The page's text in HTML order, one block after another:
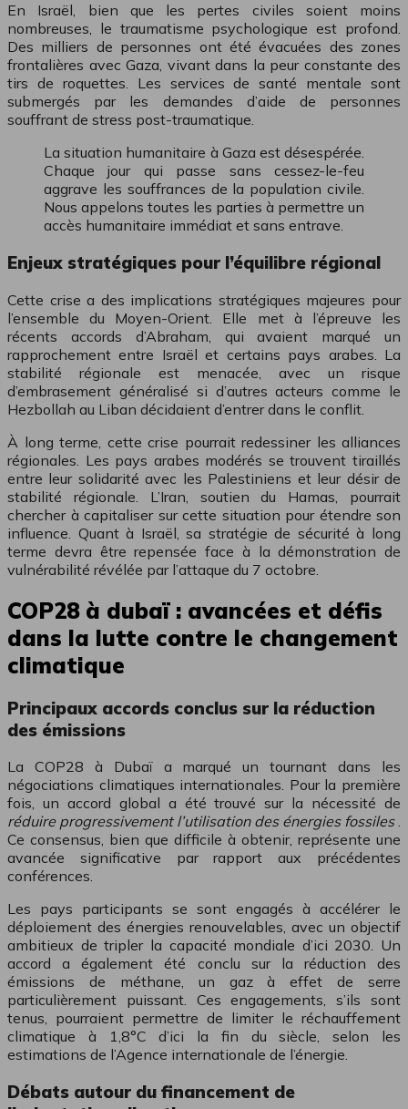
En Israël, bien que les pertes civiles soient moins
nombreuses, le traumatisme psychologique est profond.
Des milliers de personnes ont été évacuées des zones
frontalières avec Gaza, vivant dans la peur constante des
tirs de roquettes. Les services de santé mentale sont
submergés par les demandes d’aide de personnes
souffrant de stress post-traumatique.
La situation humanitaire à Gaza est désespérée.
Chaque jour qui passe sans cessez-le-feu
aggrave les souffrances de la population civile.
Nous appelons toutes les parties à permettre un
accès humanitaire immédiat et sans entrave.
Enjeux stratégiques pour l’équilibre régional
Cette crise a des implications stratégiques majeures pour
l’ensemble du Moyen-Orient. Elle met à l’épreuve les
récents accords d’Abraham, qui avaient marqué un
rapprochement entre Israël et certains pays arabes. La
stabilité régionale est menacée, avec un risque
d’embrasement généralisé si d’autres acteurs comme le
Hezbollah au Liban décidaient d’entrer dans le conflit.
À long terme, cette crise pourrait redessiner les alliances
régionales. Les pays arabes modérés se trouvent tiraillés
entre leur solidarité avec les Palestiniens et leur désir de
stabilité régionale. L’Iran, soutien du Hamas, pourrait
chercher à capitaliser sur cette situation pour étendre son
influence. Quant à Israël, sa stratégie de sécurité à long
terme devra être repensée face à la démonstration de
vulnérabilité révélée par l’attaque du 7 octobre.
COP28 à dubaï : avancées et défis
dans la lutte contre le changement
climatique
Principaux accords conclus sur la réduction
des émissions
La COP28 à Dubaï a marqué un tournant dans les
négociations climatiques internationales. Pour la première
fois, un accord global a été trouvé sur la nécessité de
réduire progressivement l’utilisation des énergies fossiles.
Ce consensus, bien que difficile à obtenir, représente une
avancée significative par rapport aux précédentes
conférences.
Les pays participants se sont engagés à accélérer le
déploiement des énergies renouvelables, avec un objectif
ambitieux de tripler la capacité mondiale d’ici 2030. Un
accord a également été conclu sur la réduction des
émissions de méthane, un gaz à effet de serre
particulièrement puissant. Ces engagements, s’ils sont
tenus, pourraient permettre de limiter le réchauffement
climatique à 1,8°C d’ici la fin du siècle, selon les
estimations de l’Agence internationale de l’énergie.
Débats autour du financement de